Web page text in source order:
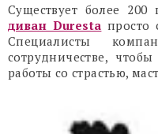
Существует более
диван Duresta просто
Специалисты
сотрудничестве,
работы со страстью,